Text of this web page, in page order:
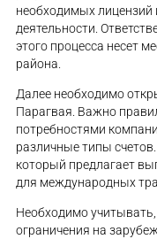
необходимых
деятельности.
этого процесса несет
района.
Далее необходимо
Парагвая. Важно
потребностями
различные типы
который предлагает
для международных
Необходимо
ограничения на